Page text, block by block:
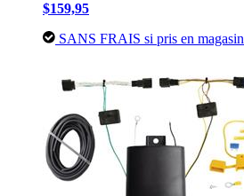
$159,95
SANS FRAIS si pris en magasin